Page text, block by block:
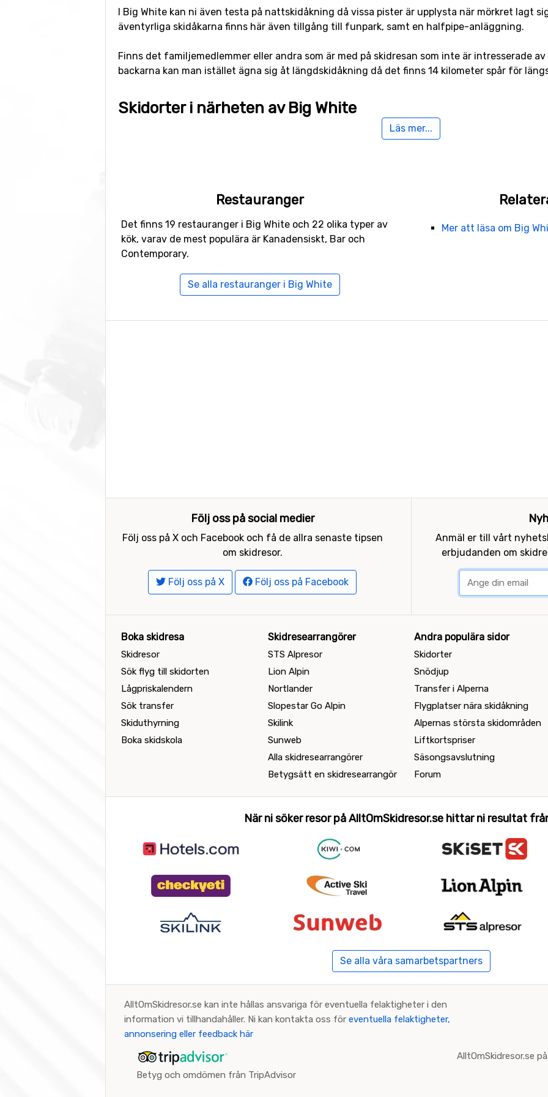
I Big White kan ni även testa på nattskidåkning då vissa pister är upplysta när mörkret lagt
äventyrliga skidåkarna finns här även tillgång till funpark, samt en halfpipe-anläggning.
Finns det familjemedlemmer eller andra som är med på skidresan som inte är intresserade
backarna kan man istället ägna sig åt längdskidåkning då det finns 14 kilometer spår för
Skidorter i närheten av Big White
(72 kilometers avstånd),
Läs mer...
Restauranger
Det finns 19 restauranger i Big White och 22 olika typer av
kök, varav de mest populära är Kanadensiskt, Bar och
Contemporary.
Se alla restauranger i Big White
Mer att läsa om Big
Följ oss på social medier
Följ oss på X och Facebook och få de allra senaste tipsen
om skidresor.
Följ oss på X Följ oss på Facebook
Anmäl er till vårt
erbjudanden om
Boka skidresa
Skidresor
Sök flyg till skidorten
Lågpriskalendern
Sök transfer
Skiduthyrning
Boka skidskola
Skidresearrangörer
STS Alpresor
Lion Alpin
Nortlander
Slopestar Go Alpin
Skilink
Sunweb
Alla skidresearrangörer
Betygsätt en skidresearrangör
Andra populära sidor
Skidorter
Snödjup
Transfer i Alperna
Flygplatser nära skidåkning
Alpernas största skidområden
Liftkortspriser
Säsongsavslutning
Forum
När ni söker resor på AlltOmSkidresor.se hittar ni resultat
Se alla våra samarbetspartners
AlltOmSkidresor.se kan inte hållas ansvariga för eventuella felaktigheter i den
information vi tillhandahåller. Ni kan kontakta oss för eventuella felaktigheter,
annonsering eller feedback här
Betyg och omdömen från TripAdvisor
AlltOmSkidresor.se